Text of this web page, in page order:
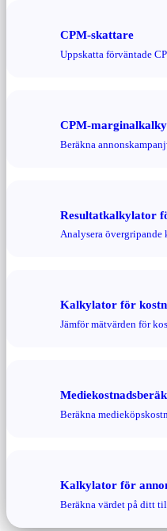
CPM-skattare
Uppskatta förväntade
CPM-
Beräkna
Resultatkalkylator
Analysera
Kalkylator för
Jämför mätvärden för
Beräkna
Kalkylator för
Beräkna värdet på ditt